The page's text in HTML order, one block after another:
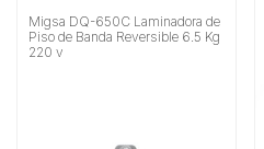
Migsa DQ-650C Laminadora de
Piso de Banda Reversible 6.5 Kg
220 v